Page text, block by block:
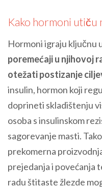
Kako hormoni utiču
Hormoni igraju ključnu
poremećaji u njihovoj
otežati postizanje
insulin, hormon koji
doprineti skladištenju
osoba s insulinskom
sagorevanje masti.
prekomerna
prejedanja i povećanja
radu štitaste žlezde